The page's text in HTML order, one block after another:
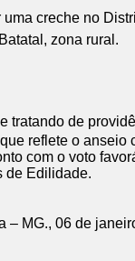
uma creche no
zona rural.
tratando de
reflete o anseio
com o voto
de Edilidade.
– MG., 06 de